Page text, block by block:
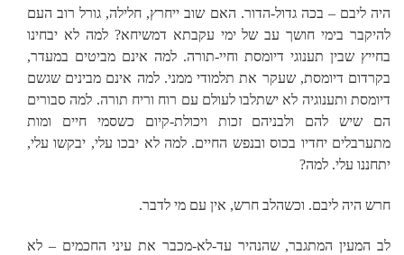
היה ליבם – בכה גדול-הדור. האם שוב ייחרץ, חלילה, גורל רוב העם
להיקבר בימי חושך עב של ימי עקבתא דמשיחא? למה לא יבחינו
בחייץ שבין תענוגי דיומסת וחיי-תורה. למה אינם מביטים במעדר,
בקרדום דיומסת, שעקר את תלמודי ממני. למה אינם מבינים שגשם
דיומסת ותענוגיה לא ישתלבו לעולם עם רוח וריח תורה. למה סבורים
הם שיש להם ולבניהם זכות ויכולת-קיום כשסמי חיים ומות
מתערבלים יחדיו בכוס ובנפש החיים. למה לא יבכו עלי, יבקשו עלי,
יתחננו עלי. למה?
חרש היה ליבם. וכשהלב חרש, אין עם מי לדבר.
לב המעין המתגבר, שהנהיר עד-לא-מכבר את עיני החכמים – לא